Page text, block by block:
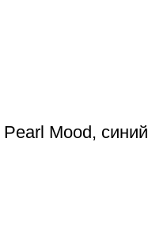
Mood, синий